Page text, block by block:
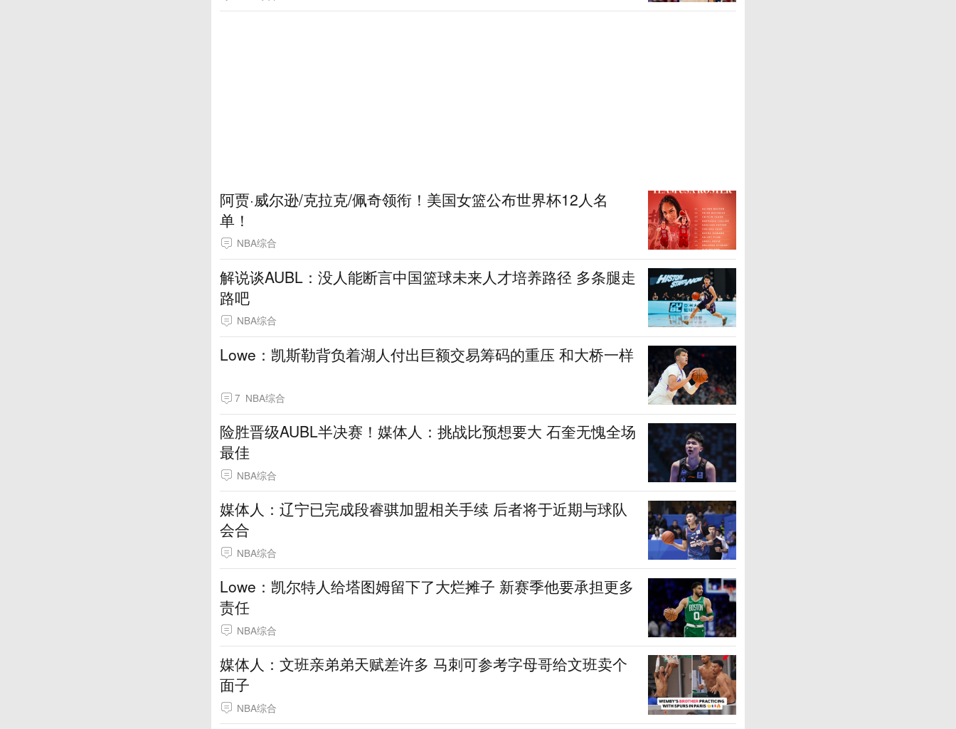
阿贾·威尔逊/克拉克/佩奇领衔！美国女篮公布世界杯12人名
单！
NBA综合
解说谈AUBL：没人能断言中国篮球未来人才培养路径 多条腿走
路吧
NBA综合
Lowe：凯斯勒背负着湖人付出巨额交易筹码的重压 和大桥一样
7 NBA综合
险胜晋级AUBL半决赛！媒体人：挑战比预想要大 石奎无愧全场
最佳
NBA综合
媒体人：辽宁已完成段睿骐加盟相关手续 后者将于近期与球队
会合
NBA综合
Lowe：凯尔特人给塔图姆留下了大烂摊子 新赛季他要承担更多
责任
NBA综合
媒体人：文班亲弟弟天赋差许多 马刺可参考字母哥给文班卖个
面子
NBA综合